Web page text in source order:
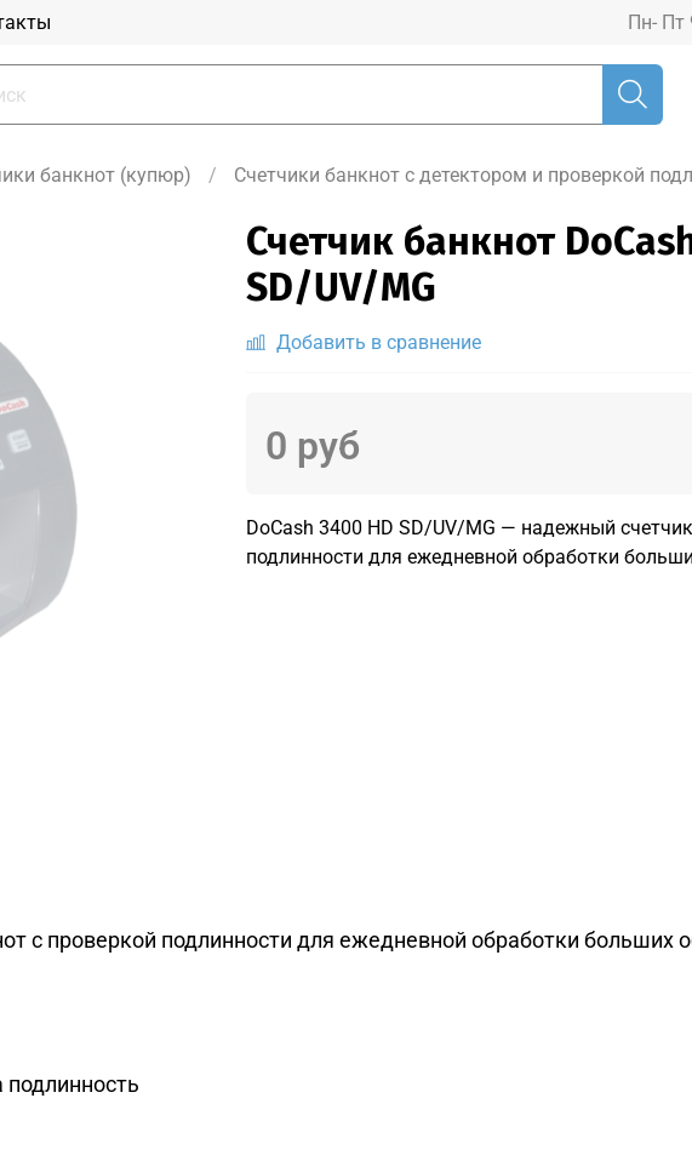
Пн- Пт
банкнот (купюр) Счетчики банкнот с детектором и проверкой
Счетчик банкнот
SD/UV/MG
Добавить в сравнение
0 руб
DoCash 3400 HD SD/UV/MG — надежный
подлинности для ежедневной обработки
с проверкой подлинности для ежедневной обработки больших